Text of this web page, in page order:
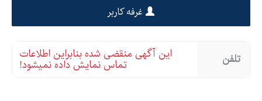
غرفه کاربر
تلفن این آگهی منقضی شده بنابراین اطلاعات
تماس نمایش داده نمیشود!